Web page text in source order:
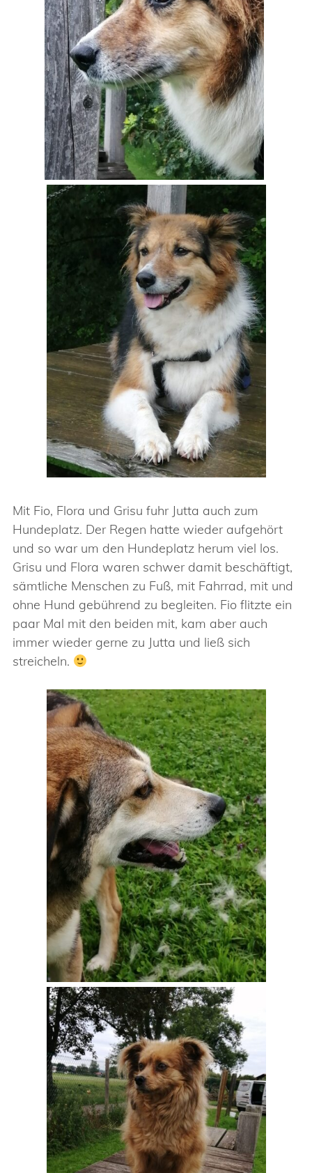
Mit Fio, Flora und Grisu fuhr Jutta auch zum
Hundeplatz. Der Regen hatte wieder aufgehört
und so war um den Hundeplatz herum viel los.
Grisu und Flora waren schwer damit beschäftigt,
sämtliche Menschen zu Fuß, mit Fahrrad, mit und
ohne Hund gebührend zu begleiten. Fio flitzte ein
paar Mal mit den beiden mit, kam aber auch
immer wieder gerne zu Jutta und ließ sich
streicheln.